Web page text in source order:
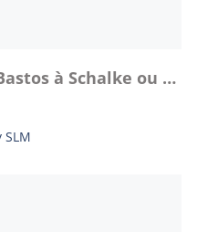
à Schalke ou …
SLM